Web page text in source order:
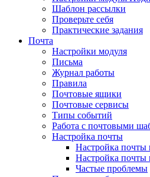
Шаблон рассылки
Проверьте себя
Практические задания
Почта
Настройки модуля
Письма
Журнал работы
Правила
Почтовые ящики
Почтовые сервисы
Типы событий
Работа с почтовыми
Настройка почты
Настройка почты
Настройка
Частые проблемы